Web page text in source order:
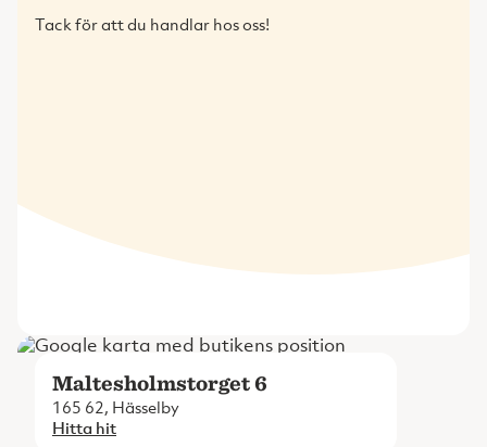
Tack för att du handlar hos oss!
Maltesholmstorget 6
165 62, Hässelby
Hitta hit